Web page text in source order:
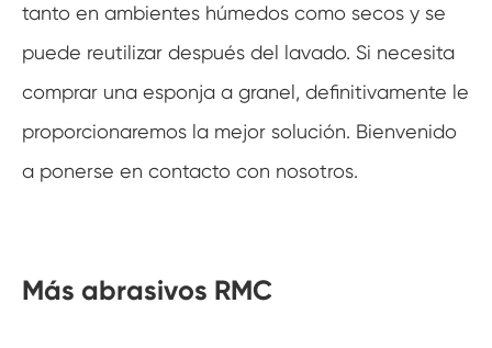
tanto en ambientes húmedos como secos y se
puede reutilizar después del lavado. Si necesita
comprar una esponja a granel, definitivamente le
proporcionaremos la mejor solución. Bienvenido
a ponerse en contacto con nosotros.
Más abrasivos RMC